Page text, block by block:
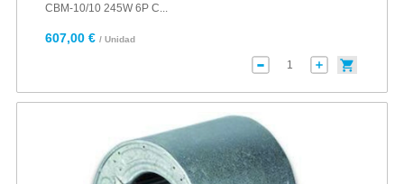
CBM-10/10 245W 6P C...
607,00 € / Unidad